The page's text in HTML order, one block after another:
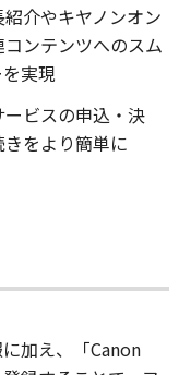
介やキヤノンオン
ンテンツへのスム
実現
ビスの申込・決
をより簡単に
加え、「Canon